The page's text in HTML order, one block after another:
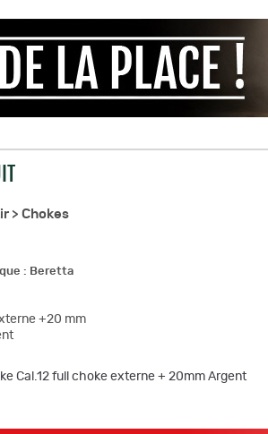
> Chokes
: Beretta
+20 mm
Cal.12 full choke externe + 20mm Argent